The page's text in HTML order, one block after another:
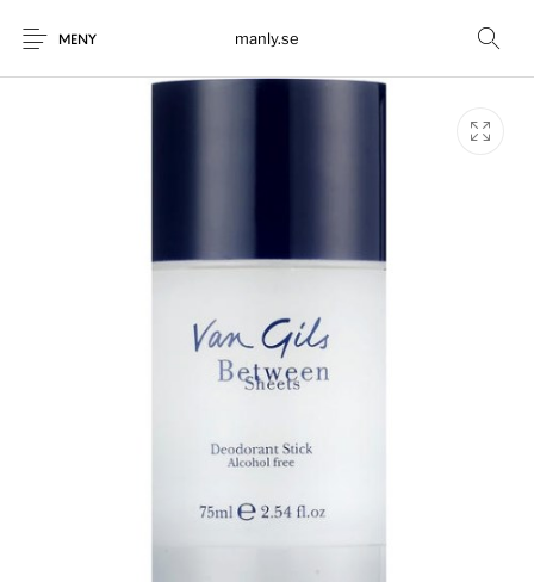
MENY manly.se